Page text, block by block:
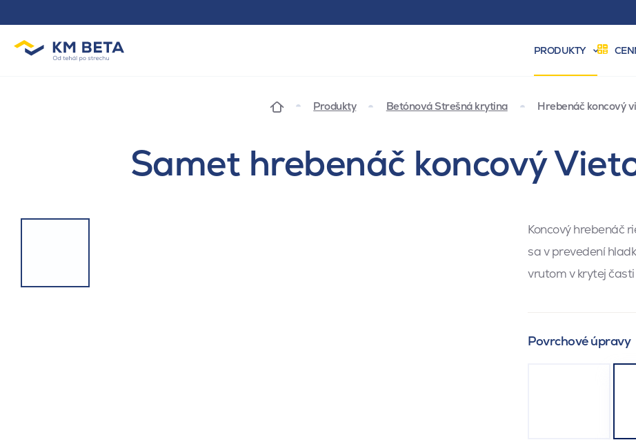
PRODUKTY
Produkty Betónová Strešná krytina Hrebenáč koncový
Samet hrebenáč koncový
Koncový hrebenáč
sa v prevedení
vrutom v krytej
Povrchové úpravy